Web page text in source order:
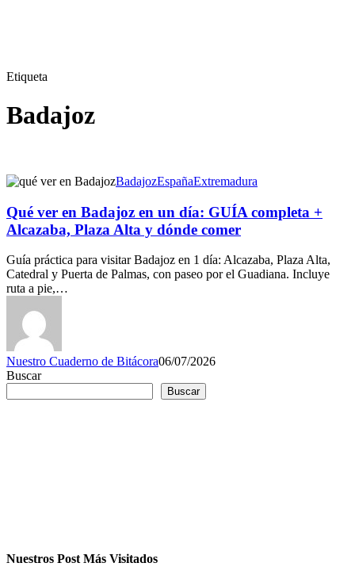
Etiqueta
Badajoz
BadajozEspañaExtremadura
Qué ver en Badajoz en un día: GUÍA completa +
Alcazaba, Plaza Alta y dónde comer
Guía práctica para visitar Badajoz en 1 día: Alcazaba, Plaza Alta,
Catedral y Puerta de Palmas, con paseo por el Guadiana. Incluye
ruta a pie,…
Nuestro Cuaderno de Bitácora06/07/2026
Buscar
Buscar
Nuestros Post Más Visitados